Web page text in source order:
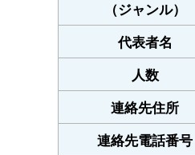
（ジャンル）
代表者名
人数
連絡先住所
連絡先電話番号